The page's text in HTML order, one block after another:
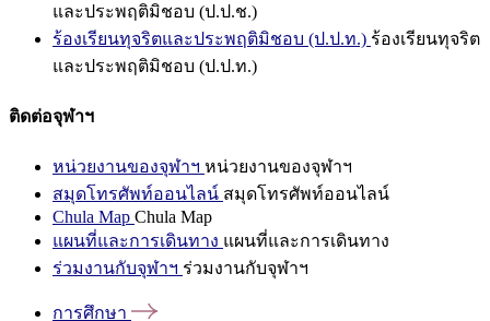
และประพฤติมิชอบ (ป.ป.ช.)
ร้องเรียนทุจริตและประพฤติมิชอบ (ป.ป.ท.) ร้องเรียนทุจริต
และประพฤติมิชอบ (ป.ป.ท.)
ติดต่อจุฬาฯ
หน่วยงานของจุฬาฯ หน่วยงานของจุฬาฯ
สมุดโทรศัพท์ออนไลน์ สมุดโทรศัพท์ออนไลน์
Chula Map Chula Map
แผนที่และการเดินทาง แผนที่และการเดินทาง
ร่วมงานกับจุฬาฯ ร่วมงานกับจุฬาฯ
การศึกษา